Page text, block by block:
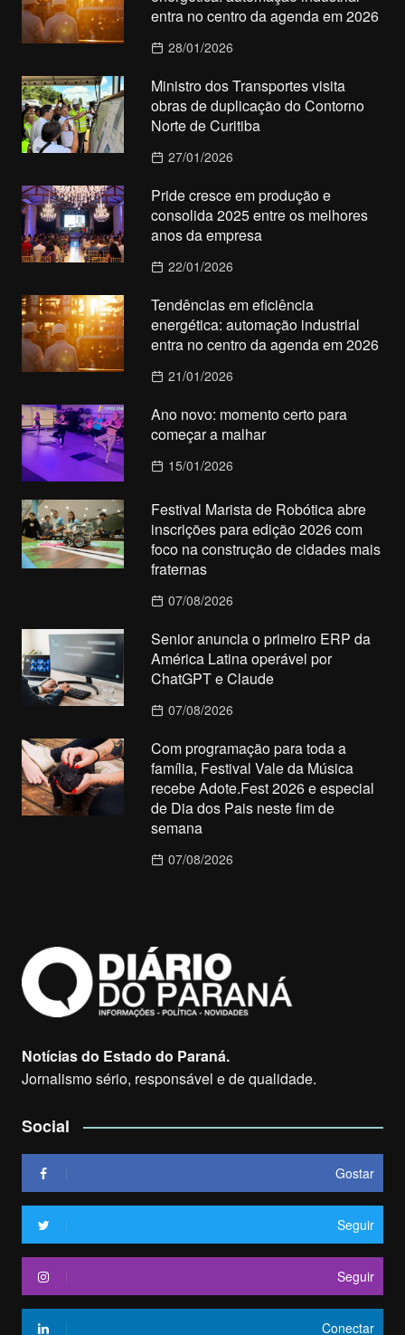
entra no centro da agenda em 2026
28/01/2026
Ministro dos Transportes visita
obras de duplicação do Contorno
Norte de Curitiba
27/01/2026
Pride cresce em produção e
consolida 2025 entre os melhores
anos da empresa
22/01/2026
Tendências em eficiência
energética: automação industrial
entra no centro da agenda em 2026
21/01/2026
Ano novo: momento certo para
começar a malhar
15/01/2026
Festival Marista de Robótica abre
inscrições para edição 2026 com
foco na construção de cidades mais
fraternas
07/08/2026
Senior anuncia o primeiro ERP da
América Latina operável por
ChatGPT e Claude
07/08/2026
Com programação para toda a
família, Festival Vale da Música
recebe Adote.Fest 2026 e especial
de Dia dos Pais neste fim de
semana
07/08/2026
Notícias do Estado do Paraná.
Jornalismo sério, responsável e de qualidade.
Social
Gostar
Seguir
Seguir
Conectar